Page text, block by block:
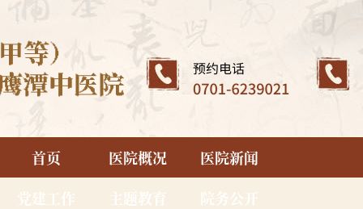
首页 医院概况
医院新闻
党建工作
主题教育
院务公开